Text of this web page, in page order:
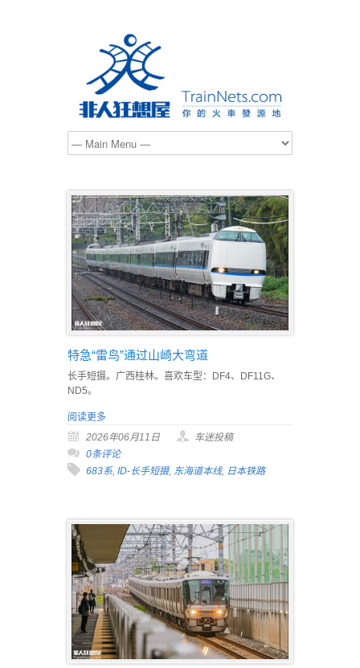
特急“雷鸟”通过山崎大弯道
长手短摄。广西桂林。喜欢车型：DF4、DF11G、
ND5。
阅读更多
2026年06月11日
车迷投稿
0条评论
683系, ID-长手短摄, 东海道本线, 日本铁路